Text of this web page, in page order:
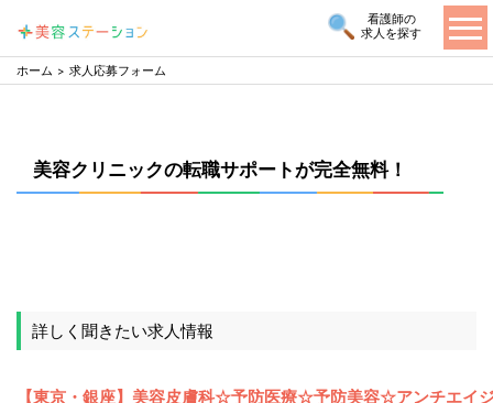
看護師の
求人を探す
ホーム 求人応募フォーム
美容クリニックの転職サポートが完全無料！
詳しく聞きたい求人情報